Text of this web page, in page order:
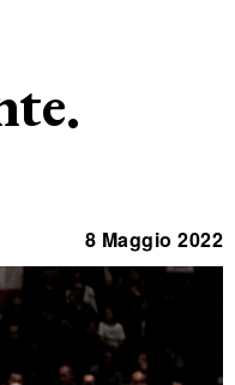
8 Maggio 2022